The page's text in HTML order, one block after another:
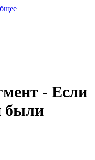
- Если
были